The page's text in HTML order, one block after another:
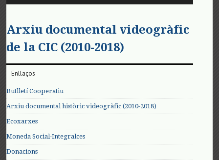
Arxiu documental videogràfic
de la CIC (2010-2018)
Enllaços
Butlletí Cooperatiu
Arxiu documental històric videogràfic (2010-2018)
Ecoxarxes
Moneda Social-Integralces
Donacions